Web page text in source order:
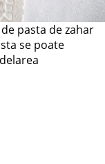
pasta de zahar
se poate